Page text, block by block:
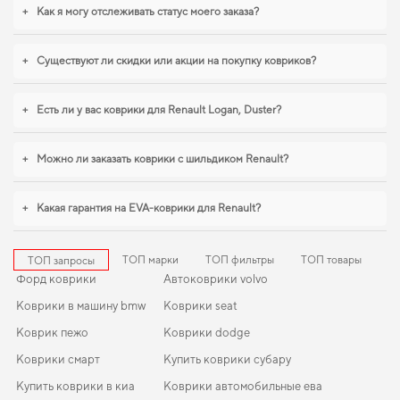
разумным выбором водителя. С удовольствием продолжим помогать вам
заботиться о вашем авто и рекомендовать продукцию, в надежности
+ Как я могу отслеживать статус моего заказа?
+ Существуют ли скидки или акции на покупку ковриков?
+ Есть ли у вас коврики для Renault Logan, Duster?
+ Можно ли заказать коврики с шильдиком Renault?
+ Какая гарантия на EVA-коврики для Renault?
ТОП запросы ТОП марки ТОП фильтры ТОП товары
Форд коврики
Коврики в машину bmw
Коврик пежо
Коврики смарт
Купить коврики в киа
Автоковрики volvo
Коврики seat
Коврики dodge
Купить коврики субару
Коврики автомобильные ева